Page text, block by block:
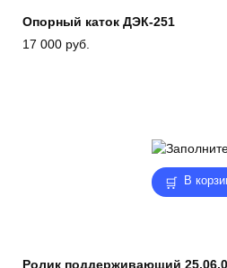
Опорный каток ДЭК-251
17 000 руб.
В
Ролик поддерживающий